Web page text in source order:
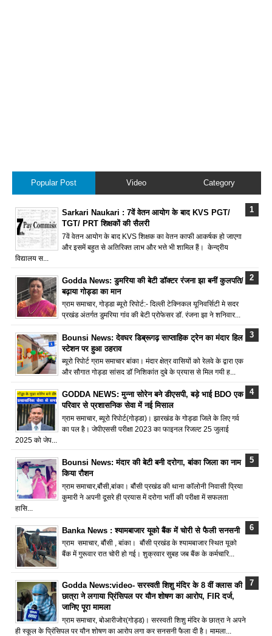
Popular Post Video Category
Sarkari Naukari : 7वें वेतन आयोग के बाद KVS PGT/
TGT/ PRT शिक्षकों की सैलरी
7वें वेतन आयोग के बाद KVS शिक्षक का वेतन काफी आकर्षक हो जाएगा
और इसमें बहुत से अतिरिक्त लाभ और भत्ते भी शामिल हैं। केन्द्रीय
विद्यालय स...
Godda News: डुमरिया की बेटी डॉक्टर रंजना झा बनीं कुलपति/
बढ़ाया गोड्डा का मान
ग्राम समाचार, गोड्डा ब्यूरो रिपोर्ट:- दिल्ली टेक्निकल यूनिवर्सिटी मे सदर
प्रखंड अंतर्गत डुमरिया गांव की बेटी प्रोफेसर डॉ. रंजना झा ने शनिवार...
Bounsi News: देवघर डिब्रूगढ़ साप्ताहिक ट्रेन का मंदार हिल
स्टेशन पर हुआ ठहराव
ब्यूरो रिपोर्ट ग्राम समाचार बांका। मंदार क्षेत्र वासियों को रेलवे के द्वारा एक
और सौगात गोड्डा सांसद डॉ निशिकांत दुबे के प्रयास से मिल गयी ह...
GODDA NEWS: मुन्ना सोरेन बने डीएसपी, बड़े भाई BDO एक
परिवार से प्रशासनिक सेवा में नई मिसाल
ग्राम समाचार, ब्यूरो रिपोर्ट(गोड्डा)। झारखंड के गोड्डा जिले के लिए गर्व
का पल है। जेपीएससी परीक्षा 2023 का फाइनल रिजल्ट 25 जुलाई
2025 को जेप...
Bounsi News: मंदार की बेटी बनी दरोगा, बांका जिला का नाम
किया रौशन
ग्राम समाचार,बौंसी,बांका। बौंसी प्रखंड की थाना कॉलोनी निवासी प्रिया
कुमारी ने अपनी दूसरे ही प्रयास में दरोगा भर्ती की परीक्षा में सफलता
हासि...
Banka News : श्यामबाजार यूको बैंक में चोरी से फैली सनसनी
ग्राम समाचार, बौंसी , बांका। बौंसी प्रखंड के श्यामबाजार स्थित यूको
बैंक में गुरूवार रात चोरी हो गई। शुक्रवार सुबह जब बैंक के कर्मचारि...
Godda News:video- सरस्वती शिशु मंदिर के 8 वीं क्लास की
छात्रा ने लगाया प्रिंसिपल पर यौन शोषण का आरोप, FIR दर्ज,
जानिए पूरा मामला
ग्राम समाचार, बोआरीजोर(गोड्ड)। सरस्वती शिशु मंदिर के छात्रा ने अपने
ही स्कूल के प्रिंसिपल पर यौन शोषण का आरोप लगा कर सनसनी फैला दी है। मामला...